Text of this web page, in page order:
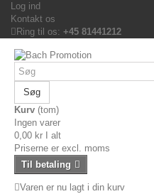
Log ind
Kontakt os
Ring til os: +45 81441212
Søg
Kurv (tom)
Ingen varer
0,00 kr
I alt
Priserne er excl. moms
Til betaling
Varen er nu lagt i din kurv